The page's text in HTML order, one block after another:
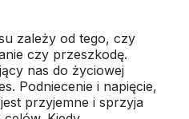
zależy od tego, czy
czy przeszkodę.
nas do życiowej
Podniecenie i napięcie,
przyjemne i sprzyja